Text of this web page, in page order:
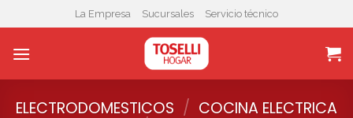
to
content
La Empresa Sucursales Servicio técnico
ELECTRODOMESTICOS / COCINA ELECTRICA